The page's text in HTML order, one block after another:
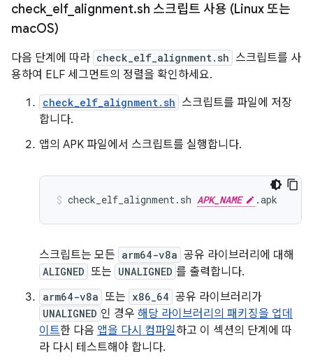
check elf_ alignment.sh 스크립트 사용 (Linux 또는
macOS)
다음 단계에 따라 check_elf_alignment.sh 스크립트를 사
용하여 ELF 세그먼트의 정렬을 확인하세요.
check_elf_alignment.sh 스크립트를 파일에 저장
합니다.
앱의 APK 파일에서 스크립트를 실행합니다.
check_elf_alignment.sh APK_NAME
스크립트는 모든 arm64-v8a 공유 라이브러리에 대해
ALIGNED 또는 UNALIGNED 를 출력합니다.
arm64-v8a 또는 x86_64 공유 라이브러리가
UNALIGNED 인 경우 해당 라이브러리의 패키징을 업데
이트한 다음 앱을 다시 컴파일하고 이 섹션의 단계에 따
라 다시 테스트해야 합니다.